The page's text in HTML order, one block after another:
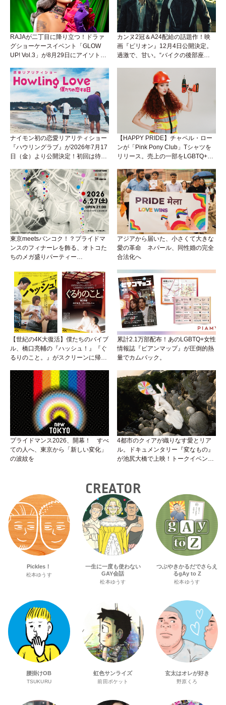
RAJAが二丁目に降り立つ！ドラァ
グショーケースイベント「GLOW
UP! Vol.3」が8月29日にアイソトー
カンヌ2冠＆A24配給の話題作！映
画『ピリオン』12月4日公開決定。
過激で、甘い。“バイクの後部座
ナイモン初の恋愛リアリティショー
『ハウリングラブ』が2026年7月17
日（金）より公開決定！初回は待望
【HAPPY PRIDE】チャペル・ロー
ンが「Pink Pony Club」Tシャツを
リリース。売上の一部をLGBTQ+＆
ジェクトへ寄付
東京meetsバンコク！？プライドマ
ンスのフィナーレを飾る、オトコた
ちのメガ盛りパーティー
来！
アジアから届いた、小さくて大きな
愛の革命 ネパール、同性婚の完全
合法化へ
【世紀の4K大復活】僕たちのバイブ
ル、橋口亮輔の『ハッシュ！』『ぐ
るりのこと。』がスクリーンに帰っ
ていくためのサバイバル・ガイド
累計2.1万部配布！あのLGBTQ+女性
情報誌『ビアンマップ』が圧倒的熱
量でカムバック。
プライドマンス2026、開幕！ すべ
ての人へ、東京から「新しい変化」
の波紋を
4都市のクィアが織りなす愛とリア
ル。ドキュメンタリー『変なもの』
が池尻大橋で上映！トークイベント
CREATOR
Pickles！
松本ゆうす
一生に一度も使わない
GAY会話
松本ゆうす
つぶやきかるだでさらえ
るgAy to Z
松本ゆうす
腰掛けOB
TSUKURU
虹色サンライズ
前田ポケット
玄太はオレが好き
野原くろ